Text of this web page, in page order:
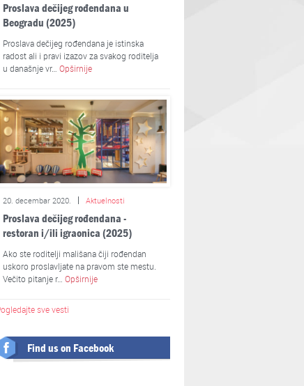
Proslava dečijeg rođendana u
Beogradu (2025)
Proslava dečijeg rođendana je istinska
radost ali i pravi izazov za svakog roditelja
u današnje vr… Opširnije
20. decembar 2020. Aktuelnosti
Proslava dečijeg rođendana -
restoran i/ili igraonica (2025)
Ako ste roditelji mališana čiji rođendan
uskoro proslavljate na pravom ste mestu.
Večito pitanje r… Opširnije
sve vesti
Find us on Facebook